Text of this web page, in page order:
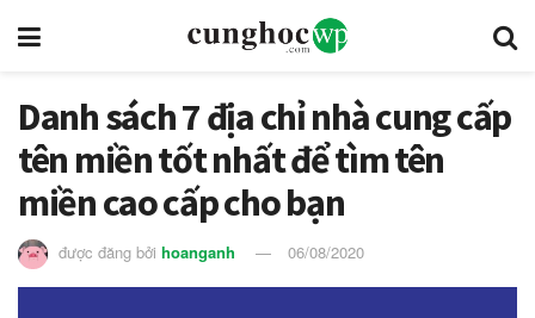
Danh sách 7 địa chỉ nhà cung cấp
tên miền tốt nhất để tìm tên
miền cao cấp cho bạn
được đăng bởi hoanganh 06/08/2020